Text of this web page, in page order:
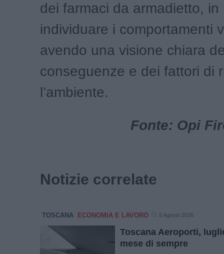
dei farmaci da armadietto, in
individuare i comportamenti
avendo una visione chiara
conseguenze e dei fattori di
l’ambiente.
Fonte: Opi
Notizie correlate
TOSCANA ECONOMIA E LAVORO 5 Agosto 2026
Toscana Aeroporti,
mese di sempre